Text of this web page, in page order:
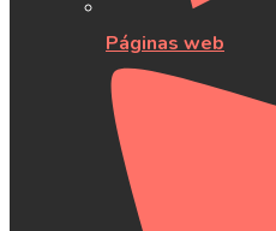
Páginas web